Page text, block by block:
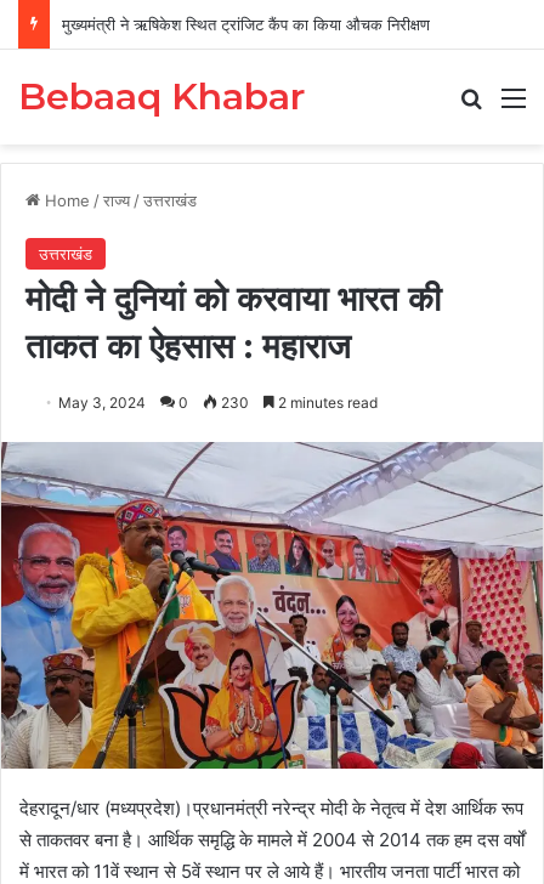
मुख्यमंत्री ने ऋषिकेश स्थित ट्रांजिट कैंप का किया औचक निरीक्षण
Bebaaq Khabar
Home /राज्य /उत्तराखंड
उत्तराखंड
मोदी ने दुनियां को करवाया भारत की
ताकत का ऐहसास : महाराज
May 3, 2024 0 230 2 minutes read
देहरादून/धार (मध्यप्रदेश)।प्रधानमंत्री नरेन्द्र मोदी के नेतृत्व में देश आर्थिक रूप
से ताकतवर बना है। आर्थिक समृद्धि के मामले में 2004 से 2014 तक हम दस वर्षों
में भारत को 11वें स्थान से 5वें स्थान पर ले आये हैं। भारतीय जनता पार्टी भारत को